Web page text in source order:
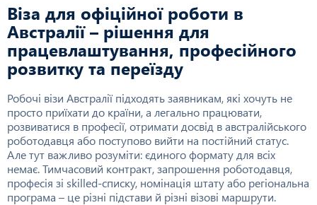
Віза для офіційної роботи в
Австралії – рішення для
працевлаштування, професійного
розвитку та переїзду
Робочі візи Австралії підходять заявникам, які хочуть не
просто приїхати до країни, а легально працювати,
розвиватися в професії, отримати досвід в австралійського
роботодавця або поступово вийти на постійний статус.
Але тут важливо розуміти: єдиного формату для всіх
немає. Тимчасовий контракт, запрошення роботодавця,
професія зі skilled-списку, номінація штату або регіональна
програма – це різні підстави й різні візові маршрути.